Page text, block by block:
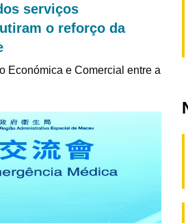
serviços
o reforço da
Económica e Comercial entre a